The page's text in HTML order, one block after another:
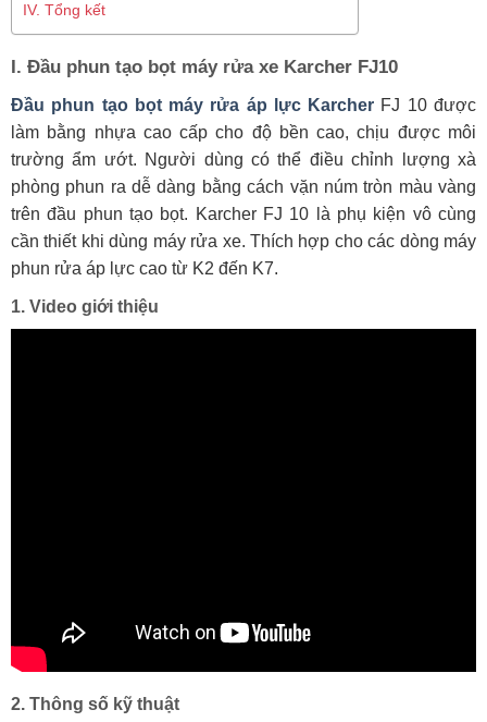
IV. Tổng kết
I. Đầu phun tạo bọt máy rửa xe Karcher FJ10
Đầu phun tạo bọt máy rửa áp lực Karcher FJ 10 được
làm bằng nhựa cao cấp cho độ bền cao, chịu được môi
trường ẩm ướt. Người dùng có thể điều chỉnh lượng xà
phòng phun ra dễ dàng bằng cách vặn núm tròn màu vàng
trên đầu phun tạo bọt. Karcher FJ 10 là phụ kiện vô cùng
cần thiết khi dùng máy rửa xe. Thích hợp cho các dòng máy
phun rửa áp lực cao từ K2 đến K7.
1. Video giới thiệu
2. Thông số kỹ thuật